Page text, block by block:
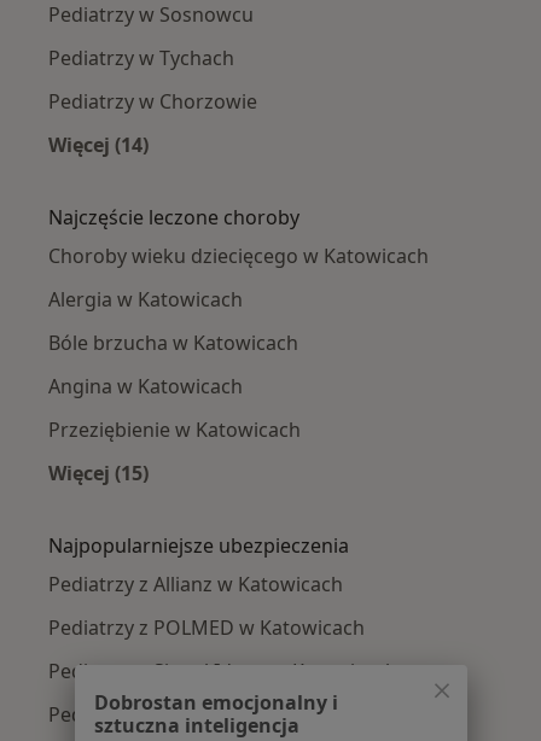
Pediatrzy w Sosnowcu
Pediatrzy w Tychach
Pediatrzy w Chorzowie
Więcej (14)
Najczęście leczone choroby
Choroby wieku dziecięcego w Katowicach
Alergia w Katowicach
Bóle brzucha w Katowicach
Angina w Katowicach
Przeziębienie w Katowicach
Więcej (15)
Najpopularniejsze ubezpieczenia
Pediatrzy z Allianz w Katowicach
Pediatrzy z POLMED w Katowicach
Pediatrzy z Signal Iduna w Katowicach
Pediatrzy z NFZ w Katowicach
Dobrostan emocjonalny i
sztuczna inteligencja